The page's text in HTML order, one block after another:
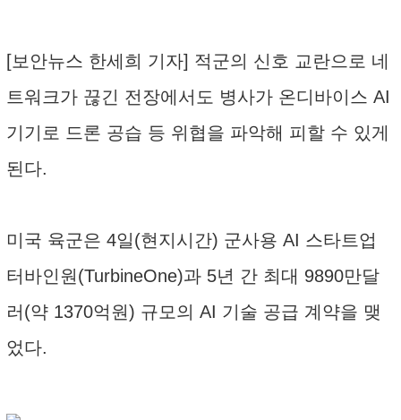
[보안뉴스 한세희 기자] 적군의 신호 교란으로 네
트워크가 끊긴 전장에서도 병사가 온디바이스 AI
기기로 드론 공습 등 위협을 파악해 피할 수 있게
된다.
미국 육군은 4일(현지시간) 군사용 AI 스타트업
터바인원(TurbineOne)과 5년 간 최대 9890만달
러(약 1370억원) 규모의 AI 기술 공급 계약을 맺
었다.